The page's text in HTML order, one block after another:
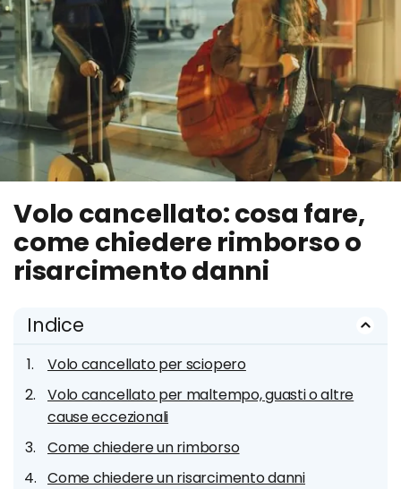
Volo cancellato: cosa fare,
come chiedere rimborso o
risarcimento danni
Indice
Volo cancellato per sciopero
Volo cancellato per maltempo, guasti o altre
cause eccezionali
Come chiedere un rimborso
Come chiedere un risarcimento danni